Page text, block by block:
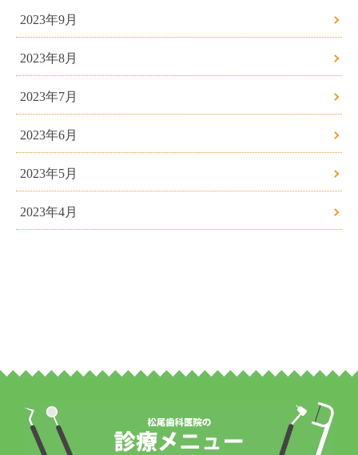
2023年9月
2023年8月
2023年7月
2023年6月
2023年5月
2023年4月